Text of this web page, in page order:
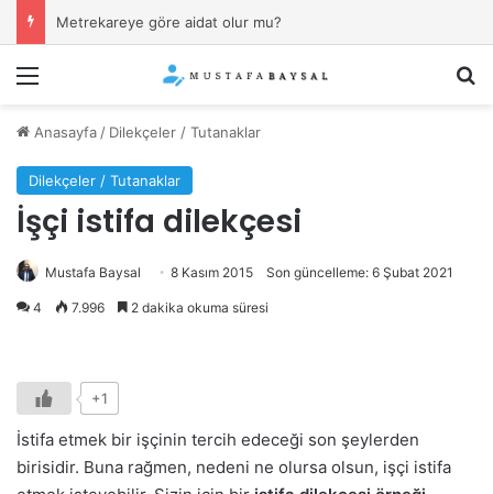
Menü
Anasayfa / Dilekçeler / Tutanaklar
Dilekçeler / Tutanaklar
İşçi istifa dilekçesi
Mustafa Baysal 8 Kasım 2015 Son güncelleme: 6 Şubat 2021
4 7.996 2 dakika okuma süresi
+1
İstifa etmek bir işçinin tercih edeceği son şeylerden
birisidir. Buna rağmen, nedeni ne olursa olsun, işçi istifa